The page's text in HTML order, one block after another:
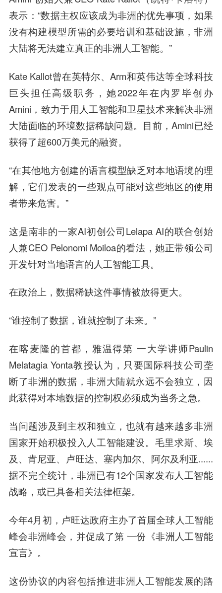
表示：“数据主权应该成为非洲的优先事项，如果
没有构建模型所需的必要培训和基础设施，非洲
大陆将无法建立真正的非洲人工智能。”
Kate Kallot曾在英特尔、Arm和英伟达等全球科技
巨头担任高级职务，她2022年在内罗毕创办
Amini，致力于用人工智能和卫星技术来解决非洲
大陆面临的环境数据稀缺问题。目前，Amini已经
获得了超600万美元的融资。
“在其他地方创建的语言模型缺乏对本地语境的理
解，它们发表的一些观点可能对这些地区的使用
者带来危害。”
这是南非的一家AI初创公司Lelapa AI的联合创始
人兼CEO Pelonomi Moiloa的看法，她正带领公司
开发针对当地语言的人工智能工具。
在政治上，数据稀缺这件事情被放得更大。
“谁控制了数据，谁就控制了未来。”
在喀麦隆的首都，雅温得第 一大学讲师Paulin
Melatagia Yonta教授认为，只要国际科技公司垄
断了非洲的数据，非洲大陆就永远不会独立，因
此获得对本地数据的控制权必须成为当务之急。
当问题涉及到主权和独立，也就有越来越多非洲
国家开始积极投入人工智能建设。毛里求斯、埃
及、肯尼亚、卢旺达、塞内加尔、阿尔及利亚......
据不完全统计，非洲已有12个国家发布人工智能
战略，或已具备相关法律框架。
今年4月初，卢旺达政府主办了首届全球人工智能
峰会非洲峰会，并促成了第 一份《非洲人工智能
宣言》。
这份协议的内容包括推进非洲人工智能发展的路